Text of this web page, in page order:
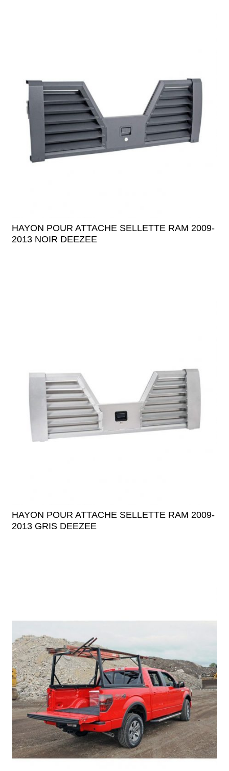
HAYON POUR ATTACHE SELLETTE RAM 2009-
2013 NOIR DEEZEE
HAYON POUR ATTACHE SELLETTE RAM 2009-
2013 GRIS DEEZEE